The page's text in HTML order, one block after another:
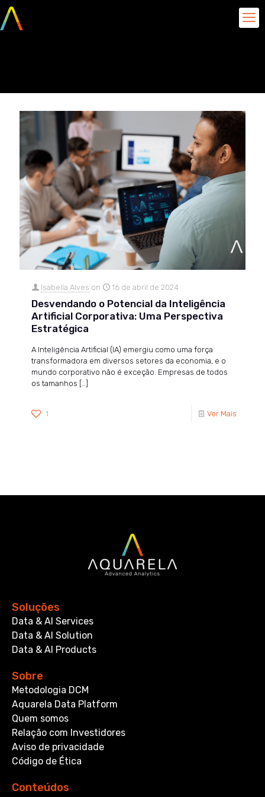
Isabella Alves on 16 de abril de 2024
Desvendando o Potencial da Inteligência
Artificial Corporativa: Uma Perspectiva
Estratégica
A Inteligência Artificial (IA) emergiu como uma força
transformadora em diversos setores da economia, e o
mundo corporativo não é exceção. Empresas de todos
os tamanhos
1 Ver Mais
Soluções
Data & AI Services
Data & AI Solution
Data & AI Products
Sobre
Metodologia DCM
Aquarela Data Platform
Quem somos
Relação com Investidores
Aviso de privacidade
Código de Ética
Conteúdos